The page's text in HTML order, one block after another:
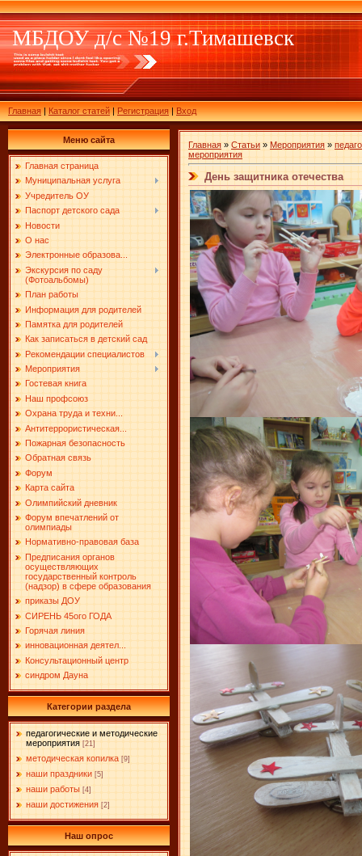
МБДОУ д/с №19 г.Тимашевск
Главная|Каталог статей|Регистрация|Вход
Меню сайта
Главная страница
Муниципальная услуга
Учредитель ОУ
Паспорт детского сада
Новости
О нас
Электронные образова...
Экскурсия по саду
(Фотоальбомы)
План работы
Информация для родителей
Памятка для родителей
Как записаться в детский сад
Рекомендации специалистов
Мероприятия
Гостевая книга
Наш профсоюз
Охрана труда и техни...
Антитеррористическая...
Пожарная безопасность
Обратная связь
Форум
Карта сайта
Олимпийский дневник
Форум впечатлений от
олимпиады
Нормативно-правовая база
Предписания органов
осуществляющих
государственный контроль
(надзор) в сфере образования
приказы ДОУ
СИРЕНЬ 45ого ГОДА
Горячая линия
инновационная деятел...
Консультационный центр
синдром Дауна
Категории раздела
педагогические и методические
мероприятия [21]
методическая копилка [9]
наши праздники [5]
наши работы [4]
наши достижения [2]
Наш опрос
Главная » Статьи » Мероприятия »
мероприятия
День защитника отечества